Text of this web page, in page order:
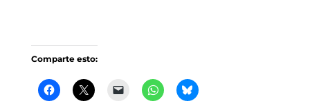
Comparte esto: